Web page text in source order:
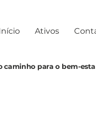
caminho para o bem-
Ativos